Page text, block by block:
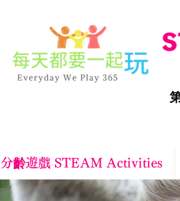
分齡遊戲 STEAM Activities